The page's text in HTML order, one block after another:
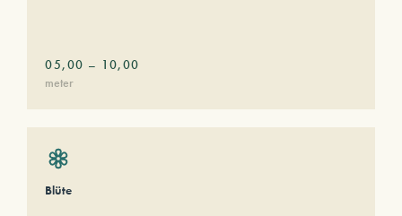
05,00 – 10,00
meter
Blüte